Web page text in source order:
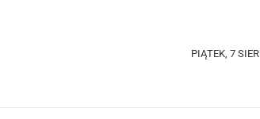
PIĄTEK, 7